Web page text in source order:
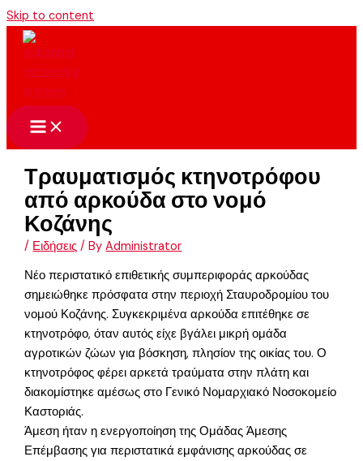
Skip to content
Τραυματισμός κτηνοτρόφου
από αρκούδα στο νομό
Κοζάνης
/ Ειδήσεις / ByAdministrator
Νέο περιστατικό επιθετικής συμπεριφοράς αρκούδας
σημειώθηκε πρόσφατα στην περιοχή Σταυροδρομίου του
νομού Κοζάνης. Συγκεκριμένα αρκούδα επιτέθηκε σε
κτηνοτρόφο, όταν αυτός είχε βγάλει μικρή ομάδα
αγροτικών ζώων για βόσκηση, πλησίον της οικίας του. Ο
κτηνοτρόφος φέρει αρκετά τραύματα στην πλάτη και
διακομίστηκε αμέσως στο Γενικό Νομαρχιακό Νοσοκομείο
Καστοριάς.
Άμεση ήταν η ενεργοποίηση της Ομάδας Άμεσης
Επέμβασης για περιστατικά εμφάνισης αρκούδας σε